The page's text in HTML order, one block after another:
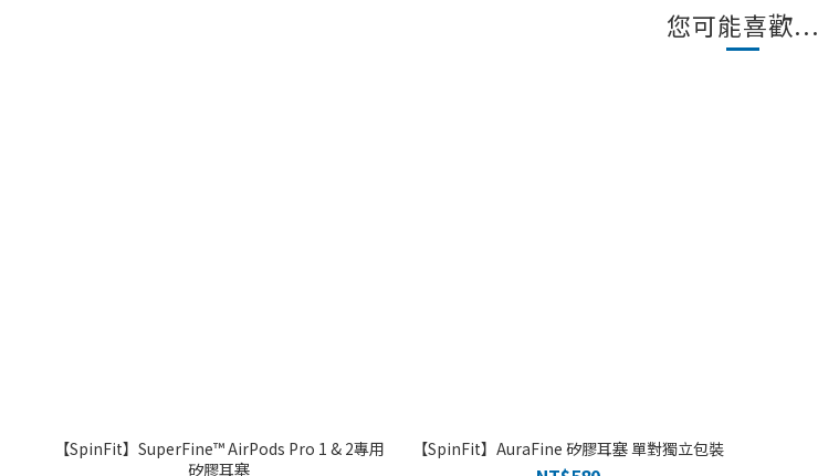
您可能喜歡...
【SpinFit】SuperFine™ AirPods Pro 1 & 2專用
矽膠耳塞
【SpinFit】AuraFine 矽膠耳塞 單對獨立包裝